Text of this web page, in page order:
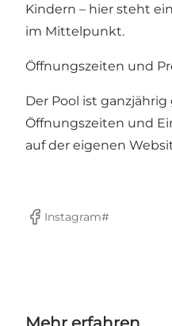
Kindern – hier steht
im Mittelpunkt.
Öffnungszeiten und
Der Pool ist
Öffnungszeiten und
auf der eigenen
Facebook
Instagram#